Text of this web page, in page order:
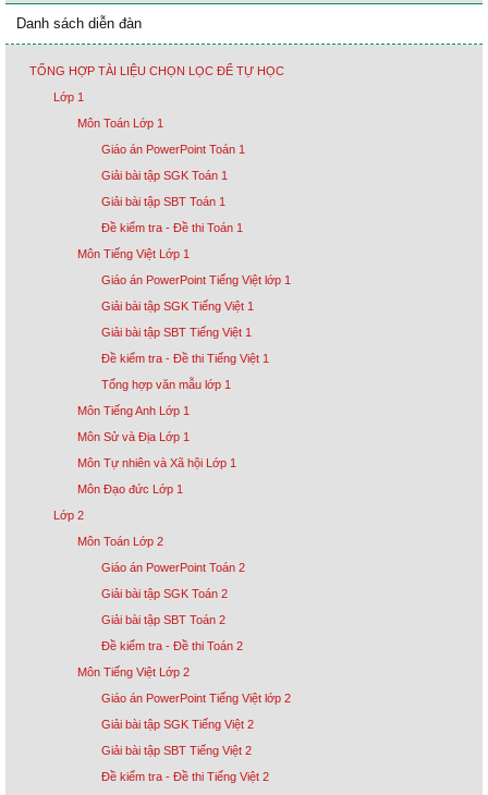
Danh sách diễn đàn
TỔNG HỢP TÀI LIỆU CHỌN LỌC ĐỂ TỰ HỌC
Lớp 1
Môn Toán Lớp 1
Giáo án PowerPoint Toán 1
Giải bài tập SGK Toán 1
Giải bài tập SBT Toán 1
Đề kiểm tra - Đề thi Toán 1
Môn Tiếng Việt Lớp 1
Giáo án PowerPoint Tiếng Việt lớp 1
Giải bài tập SGK Tiếng Việt 1
Giải bài tập SBT Tiếng Việt 1
Đề kiểm tra - Đề thi Tiếng Việt 1
Tổng hợp văn mẫu lớp 1
Môn Tiếng Anh Lớp 1
Môn Sử và Địa Lớp 1
Môn Tự nhiên và Xã hội Lớp 1
Môn Đạo đức Lớp 1
Lớp 2
Môn Toán Lớp 2
Giáo án PowerPoint Toán 2
Giải bài tập SGK Toán 2
Giải bài tập SBT Toán 2
Đề kiểm tra - Đề thi Toán 2
Môn Tiếng Việt Lớp 2
Giáo án PowerPoint Tiếng Việt lớp 2
Giải bài tập SGK Tiếng Việt 2
Giải bài tập SBT Tiếng Việt 2
Đề kiểm tra - Đề thi Tiếng Việt 2